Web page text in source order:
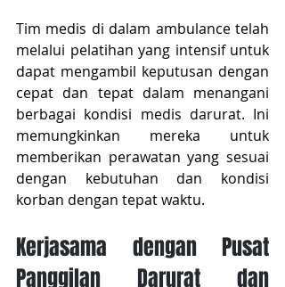
Tim medis di dalam ambulance telah
melalui pelatihan yang intensif untuk
dapat mengambil keputusan dengan
cepat dan tepat dalam menangani
berbagai kondisi medis darurat. Ini
memungkinkan mereka untuk
memberikan perawatan yang sesuai
dengan kebutuhan dan kondisi
korban dengan tepat waktu.
Kerjasama dengan Pusat
Panggilan Darurat dan